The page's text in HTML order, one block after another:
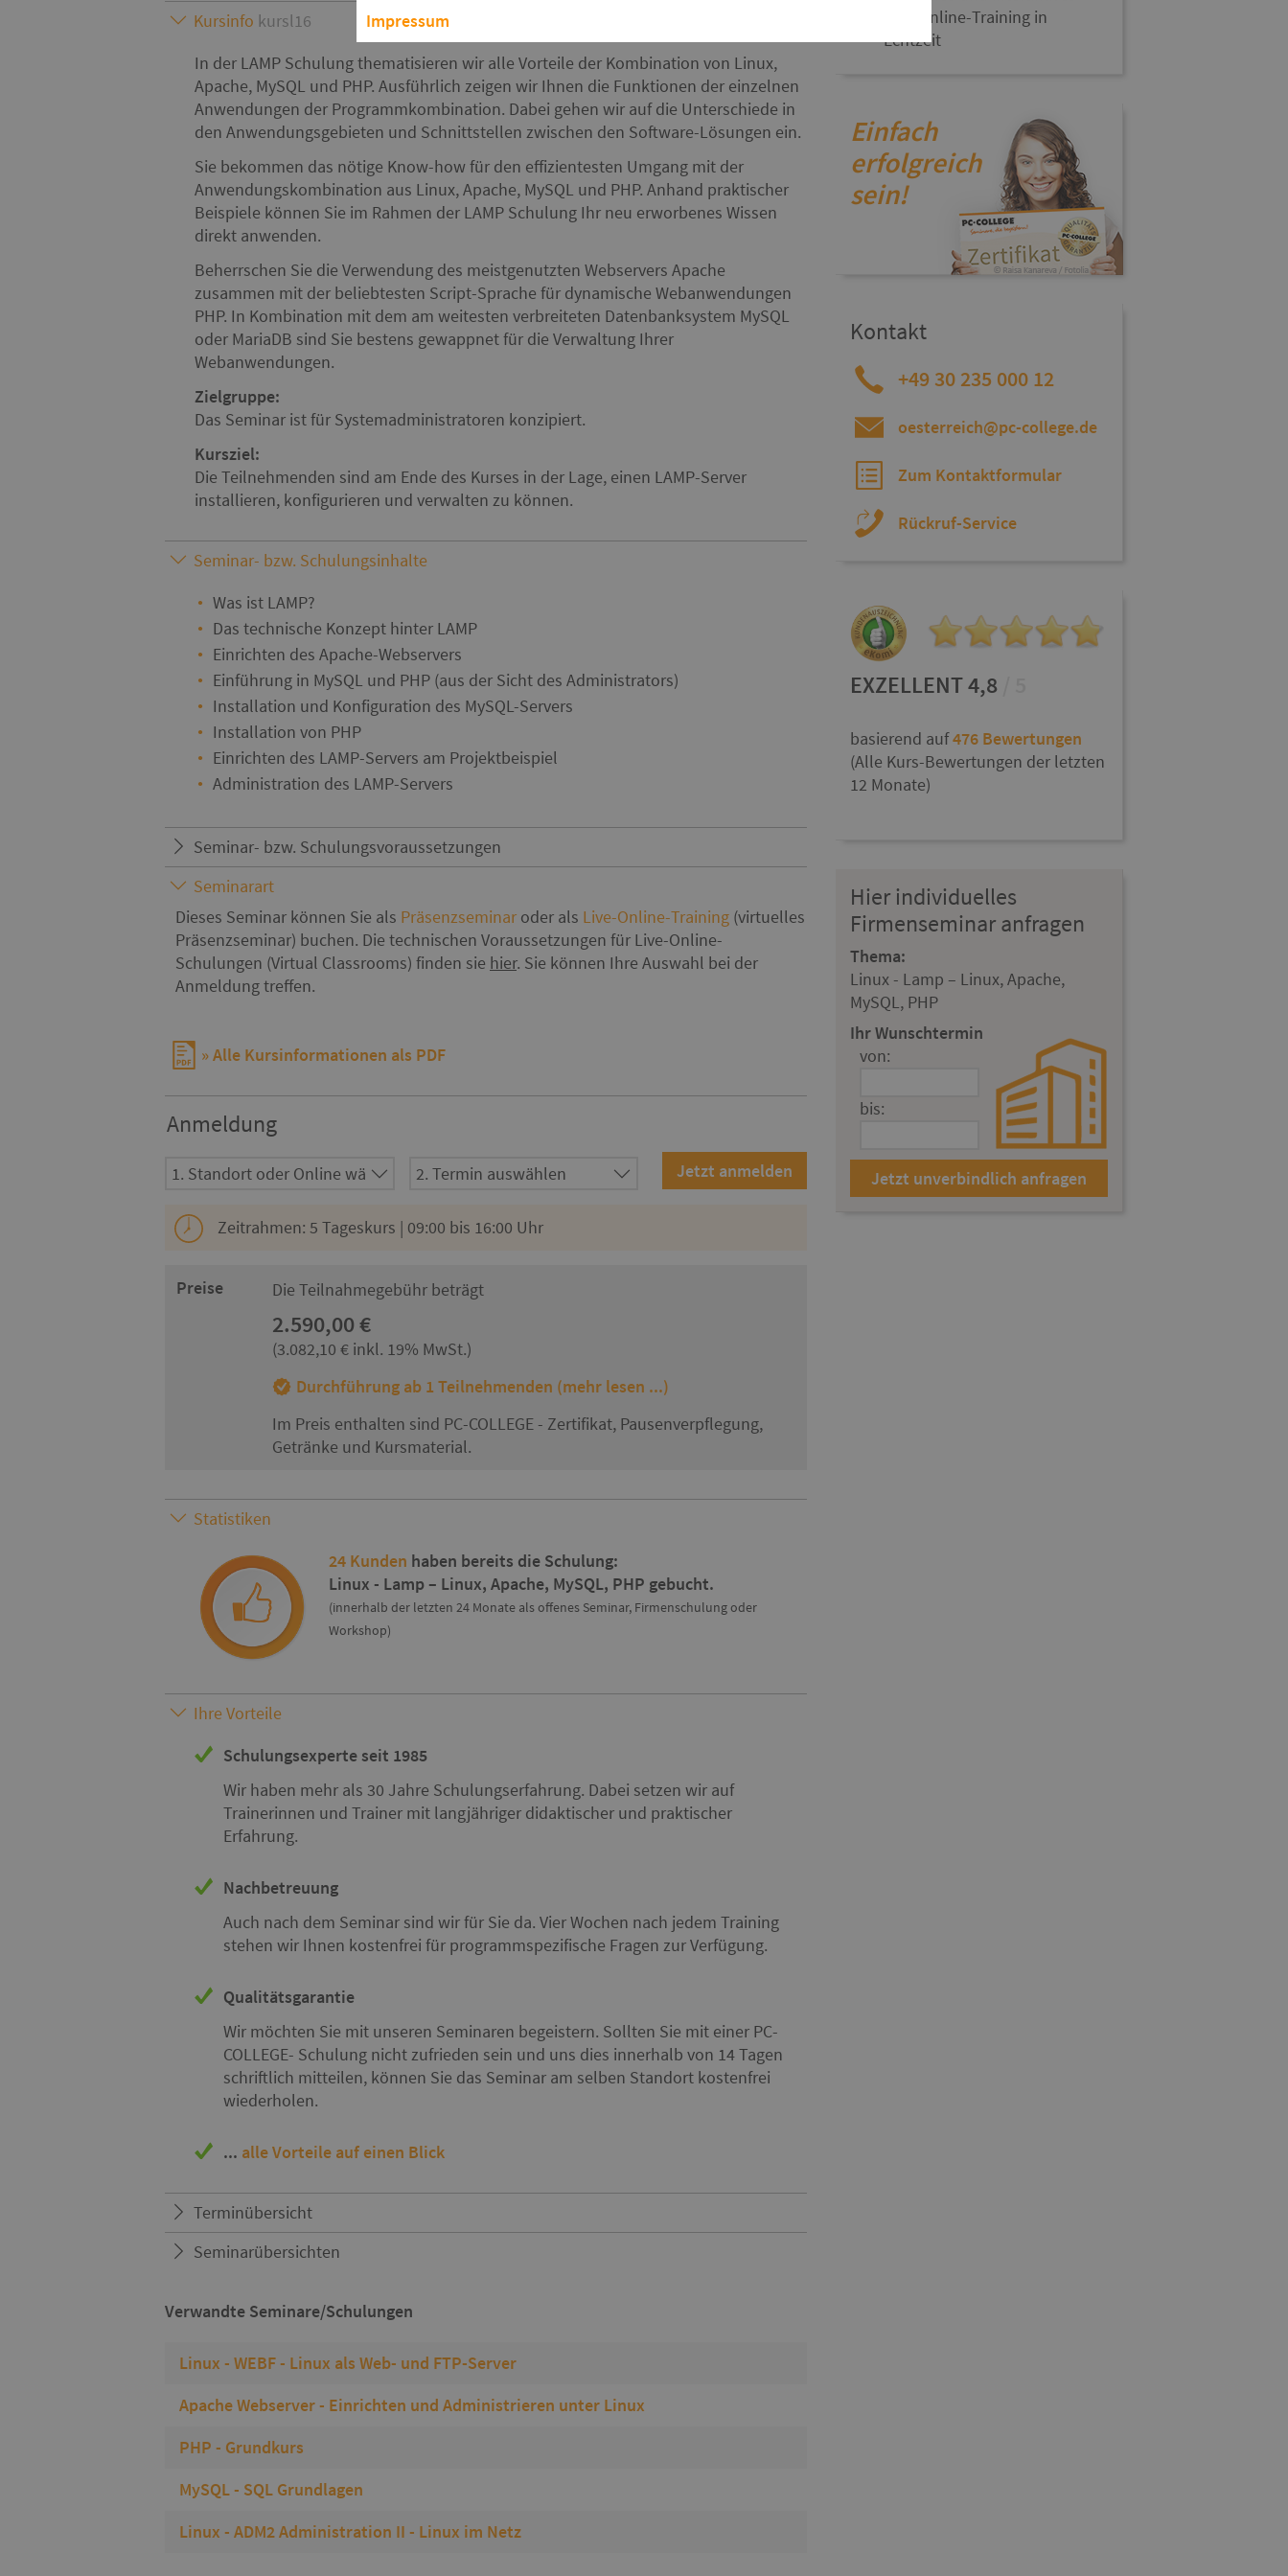
Kursinfo kursl16
In der LAMP Schulung thematisieren wir alle Vorteile der Kombination von Linux,
Apache, MySQL und PHP. Ausführlich zeigen wir Ihnen die Funktionen der einzelnen
Anwendungen der Programmkombination. Dabei gehen wir auf die Unterschiede in
den Anwendungsgebieten und Schnittstellen zwischen den Software-Lösungen ein.
Sie bekommen das nötige Know-how für den effizientesten Umgang mit der
Anwendungskombination aus Linux, Apache, MySQL und PHP. Anhand praktischer
Beispiele können Sie im Rahmen der LAMP Schulung Ihr neu erworbenes Wissen
direkt anwenden.
Beherrschen Sie die Verwendung des meistgenutzten Webservers Apache
zusammen mit der beliebtesten Script-Sprache für dynamische Webanwendungen
PHP. In Kombination mit dem am weitesten verbreiteten Datenbanksystem MySQL
oder MariaDB sind Sie bestens gewappnet für die Verwaltung Ihrer
Webanwendungen.
Zielgruppe:
Das Seminar ist für Systemadministratoren konzipiert.
Kursziel:
Die Teilnehmenden sind am Ende des Kurses in der Lage, einen LAMP-Server
installieren, konfigurieren und verwalten zu können.
Seminar- bzw. Schulungsinhalte
Was ist LAMP?
Das technische Konzept hinter LAMP
Einrichten des Apache-Webservers
Einführung in MySQL und PHP (aus der Sicht des Administrators)
Installation und Konfiguration des MySQL-Servers
Installation von PHP
Einrichten des LAMP-Servers am Projektbeispiel
Administration des LAMP-Servers
Seminar- bzw. Schulungsvoraussetzungen
Seminarart
Dieses Seminar können Sie als Präsenzseminar oder als Live-Online-Training (virtuelles
Präsenzseminar) buchen. Die technischen Voraussetzungen für Live-Online-
Schulungen (Virtual Classrooms) finden sie hier. Sie können Ihre Auswahl bei der
Anmeldung treffen.
Alle Kursinformationen als PDF
Anmeldung
Zeitrahmen: 5 Tageskurs | 09:00 bis 16:00 Uhr
Preise Die Teilnahmegebühr beträgt
2.590,00 €
(3.082,10 € inkl. 19% MwSt.)
Durchführung ab 1 Teilnehmenden (mehr lesen ...)
Im Preis enthalten sind PC-COLLEGE - Zertifikat, Pausenverpflegung,
Getränke und Kursmaterial.
Statistiken
24 Kunden haben bereits die Schulung:
Linux - Lamp – Linux, Apache, MySQL, PHP gebucht.
(innerhalb der letzten 24 Monate als offenes Seminar, Firmenschulung oder
Workshop)
Ihre Vorteile
Schulungsexperte seit 1985
Wir haben mehr als 30 Jahre Schulungserfahrung. Dabei setzen wir auf
Trainerinnen und Trainer mit langjähriger didaktischer und praktischer
Erfahrung.
Nachbetreuung
Auch nach dem Seminar sind wir für Sie da. Vier Wochen nach jedem Training
stehen wir Ihnen kostenfrei für programmspezifische Fragen zur Verfügung.
Qualitätsgarantie
Wir möchten Sie mit unseren Seminaren begeistern. Sollten Sie mit einer PC-
COLLEGE- Schulung nicht zufrieden sein und uns dies innerhalb von 14 Tagen
schriftlich mitteilen, können Sie das Seminar am selben Standort kostenfrei
wiederholen.
... alle Vorteile auf einen Blick
Terminübersicht
Seminarübersichten
Verwandte Seminare/Schulungen
Linux - WEBF - Linux als Web- und FTP-Server
Apache Webserver - Einrichten und Administrieren unter Linux
PHP - Grundkurs
MySQL - SQL Grundlagen
Linux - ADM2 Administration II - Linux im Netz
Live-Online-Training in
Echtzeit
Einfach
erfolgreich
sein!
Kontakt
+49 30 235 000 12
oesterreich@pc-college.de
Zum Kontaktformular
Rückruf-Service
EXZELLENT 4,8
basierend auf476 Bewertungen
(Alle Kurs-Bewertungen der letzten
12 Monate)
Hier individuelles
Firmenseminar anfragen
Thema:
Linux - Lamp – Linux, Apache,
MySQL, PHP
Ihr Wunschtermin
von:
bis:
Impressum